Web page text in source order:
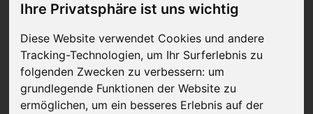
Ihre Privatsphäre ist uns wichtig
Diese Website verwendet Cookies und andere
Tracking-Technologien, um Ihr Surferlebnis zu
folgenden Zwecken zu verbessern: um
grundlegende Funktionen der Website zu
ermöglichen, um ein besseres Erlebnis auf der
Startseite >Aktuelles>Neue Struktur
30. Oktober 2020
Neue Struktur